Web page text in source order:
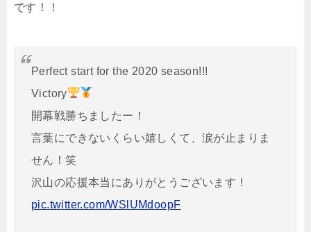
です！！
Perfect start for the 2020 season!!!
Victory
開幕戦勝ちましたー！
言葉にできないくらい嬉しくて、涙が止まりま
せん！笑
沢山の応援本当にありがとうございます！
pic.twitter.com/WSlUMdoopF